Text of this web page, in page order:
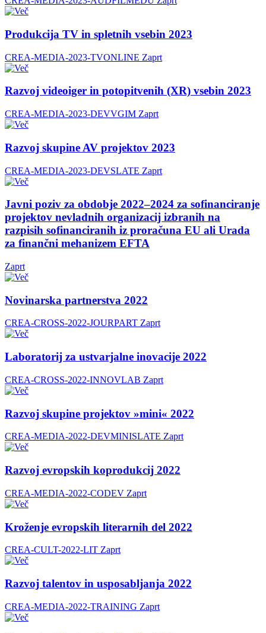
Produkcija TV in spletnih vsebin 2023
CREA-MEDIA-2023-TVONLINE Zaprt
Razvoj videoiger in potopitvenih (XR) vsebin 2023
CREA-MEDIA-2023-DEVVGIM Zaprt
Razvoj skupine AV projektov 2023
CREA-MEDIA-2023-DEVSLATE Zaprt
Javni poziv za obdobje 2022–2024 za sofinanciranje
projektov nevladnih organizacij izbranih na
razpisih sofinanciranih iz proračuna EU ali Urada
za finančni mehanizem EFTA
Zaprt
Novinarska partnerstva 2022
CREA-CROSS-2022-JOURPART Zaprt
Laboratorij za ustvarjalne inovacije 2022
CREA-CROSS-2022-INNOVLAB Zaprt
Razvoj skupine projektov »mini« 2022
CREA-MEDIA-2022-DEVMINISLATE Zaprt
Razvoj evropskih koprodukcij 2022
CREA-MEDIA-2022-CODEV Zaprt
Kroženje evropskih literarnih del 2022
CREA-CULT-2022-LIT Zaprt
Razvoj talentov in usposabljanja 2022
CREA-MEDIA-2022-TRAINING Zaprt